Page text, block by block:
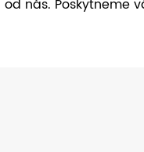
nás. Poskytneme